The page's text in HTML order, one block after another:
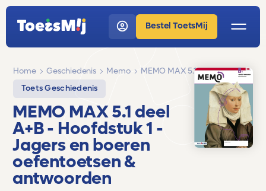
Bestel ToetsMij
Home Geschiedenis Memo
MEMO MAX 5.1 deel A+B
Toets Geschiedenis
MEMO MAX 5.1 deel
A+B- Hoofdstuk 1 -
Jagers en boeren
oefentoetsen &
antwoorden